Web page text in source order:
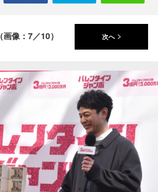
（画像：7／10） 次へ